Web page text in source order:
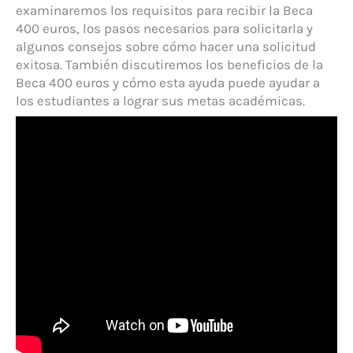
examinaremos los requisitos para recibir la Beca
400 euros, los pasos necesarios para solicitarla y
algunos consejos sobre cómo hacer una solicitud
exitosa. También discutiremos los beneficios de la
Beca 400 euros y cómo esta ayuda puede ayudar a
los estudiantes a lograr sus metas académicas.